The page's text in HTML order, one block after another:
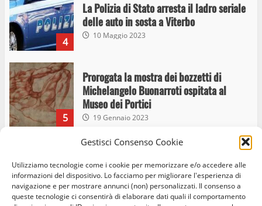
Gestisci Consenso Cookie
Utilizziamo tecnologie come i cookie per memorizzare e/o accedere alle
informazioni del dispositivo. Lo facciamo per migliorare l'esperienza di
navigazione e per mostrare annunci (non) personalizzati. Il consenso a
queste tecnologie ci consentirà di elaborare dati quali il comportamento
4
La Polizia di Stato arresta il ladro seriale
delle auto in sosta a Viterbo
10 Maggio 2023
5
Prorogata la mostra dei bozzetti di
Michelangelo Buonarroti ospitata al
Museo dei Portici
19 Gennaio 2023
6
Trasporto pubblico locale, trasferimento
capolinea al terminal Riello dal 15 al 17
giugno
15 Giugno 2023